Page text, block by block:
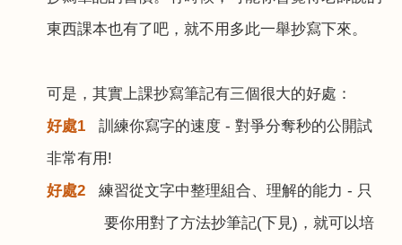
東西課本也有了吧，就不用多此一舉抄寫下來。
可是，其實上課抄寫筆記有三個很大的好處：
好處1 訓練你寫字的速度 - 對爭分奪秒的公開試
非常有用 !
好處2 練習從文字中整理組合、理解的能力 - 只
要你用對了方法抄筆記(下見) ，就可以培